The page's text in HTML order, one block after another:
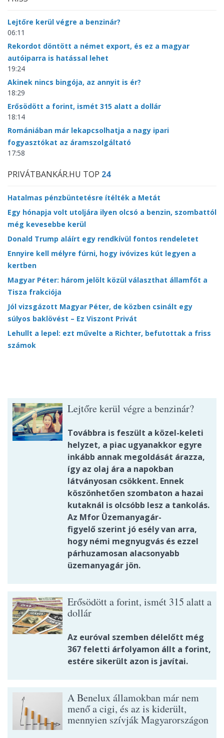
Lejtőre kerül végre a benzinár?
06:11
Rekordot döntött a német export, és ez a magyar
autóiparra is hatással lehet
19:24
Akinek nincs bingója, az annyit is ér?
18:29
Erősödött a forint, ismét 315 alatt a dollár
18:14
Romániában már lekapcsolhatja a nagy ipari
fogyasztókat az áramszolgáltató
17:58
PRIVÁTBANKÁR.HU TOP 24
Hatalmas pénzbüntetésre ítélték a Metát
Egy hónapja volt utoljára ilyen olcsó a benzin, szombattól
még kevesebbe kerül
Donald Trump aláírt egy rendkívül fontos rendeletet
Ennyire kell mélyre fúrni, hogy ivóvizes kút legyen a
kertben
Magyar Péter: három jelölt közül választhat államfőt a
Tisza frakciója
Jól vizsgázott Magyar Péter, de közben csinált egy
súlyos baklövést – Ez Viszont Privát
Lehullt a lepel: ezt művelte a Richter, befutottak a friss
számok
Lejtőre kerül végre a benzinár?
Továbbra is feszült a közel-keleti
helyzet, a piac ugyanakkor egyre
inkább annak megoldását árazza,
így az olaj ára a napokban
látványosan csökkent. Ennek
köszönhetően szombaton a hazai
kutaknál is olcsóbb lesz a tankolás.
Az Mfor Üzemanyagár-
figyelő szerint jó esély van arra,
hogy némi megnyugvás és ezzel
párhuzamosan alacsonyabb
üzemanyagár jön.
Erősödött a forint, ismét 315 alatt a
dollár
Az euróval szemben délelőtt még
367 feletti árfolyamon állt a forint,
estére sikerült azon is javítai.
A Benelux államokban már nem
menő a cigi, és az is kiderült,
mennyien szívják Magyarországon